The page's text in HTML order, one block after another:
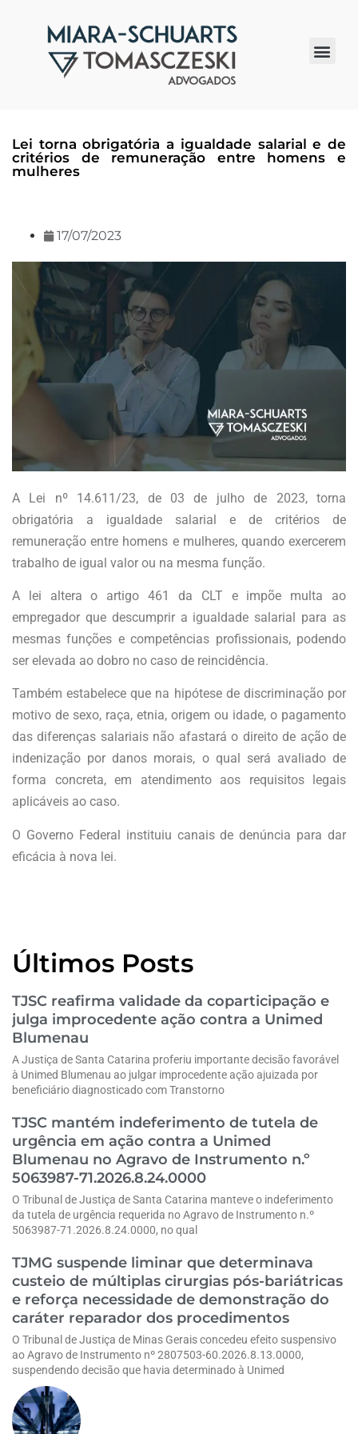
Lei torna obrigatória a igualdade salarial e de
critérios de remuneração entre homens e
mulheres
17/07/2023
A Lei nº 14.611/23, de 03 de julho de 2023, torna
obrigatória a igualdade salarial e de critérios de
remuneração entre homens e mulheres, quando exercerem
trabalho de igual valor ou na mesma função.
A lei altera o artigo 461 da CLT e impõe multa ao
empregador que descumprir a igualdade salarial para as
mesmas funções e competências profissionais, podendo
ser elevada ao dobro no caso de reincidência.
Também estabelece que na hipótese de discriminação por
motivo de sexo, raça, etnia, origem ou idade, o pagamento
das diferenças salariais não afastará o direito de ação de
indenização por danos morais, o qual será avaliado de
forma concreta, em atendimento aos requisitos legais
aplicáveis ao caso.
O Governo Federal instituiu canais de denúncia para dar
eficácia à nova lei.
Últimos Posts
TJSC reafirma validade da coparticipação e
julga improcedente ação contra a Unimed
Blumenau
A Justiça de Santa Catarina proferiu importante decisão favorável
à Unimed Blumenau ao julgar improcedente ação ajuizada por
beneficiário diagnosticado com Transtorno
TJSC mantém indeferimento de tutela de
urgência em ação contra a Unimed
Blumenau no Agravo de Instrumento n.º
5063987-71.2026.8.24.0000
O Tribunal de Justiça de Santa Catarina manteve o indeferimento
da tutela de urgência requerida no Agravo de Instrumento n.º
5063987-71.2026.8.24.0000, no qual
TJMG suspende liminar que determinava
custeio de múltiplas cirurgias pós-bariátricas
e reforça necessidade de demonstração do
caráter reparador dos procedimentos
O Tribunal de Justiça de Minas Gerais concedeu efeito suspensivo
ao Agravo de Instrumento nº 2807503-60.2026.8.13.0000,
suspendendo decisão que havia determinado à Unimed